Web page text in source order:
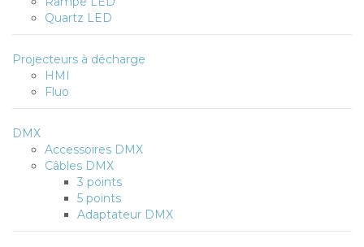
Quartz LED
Projecteurs à décharge
HMI
Fluo
DMX
Accessoires DMX
Câbles DMX
3 points
5 points
Adaptateur DMX